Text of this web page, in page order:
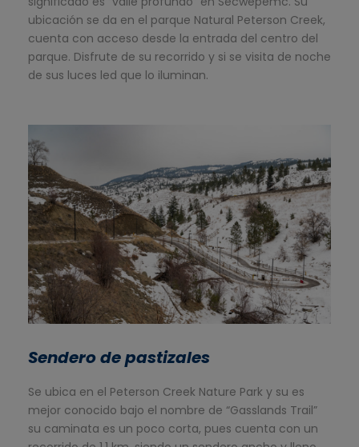
ubicación se da en el parque Natural Peterson Creek,
cuenta con acceso desde la entrada del centro del
parque. Disfrute de su recorrido y si se visita de noche
de sus luces led que lo iluminan.
Sendero de pastizales
Se ubica en el Peterson Creek Nature Park y su es
mejor conocido bajo el nombre de “Gasslands Trail”
su caminata es un poco corta, pues cuenta con un